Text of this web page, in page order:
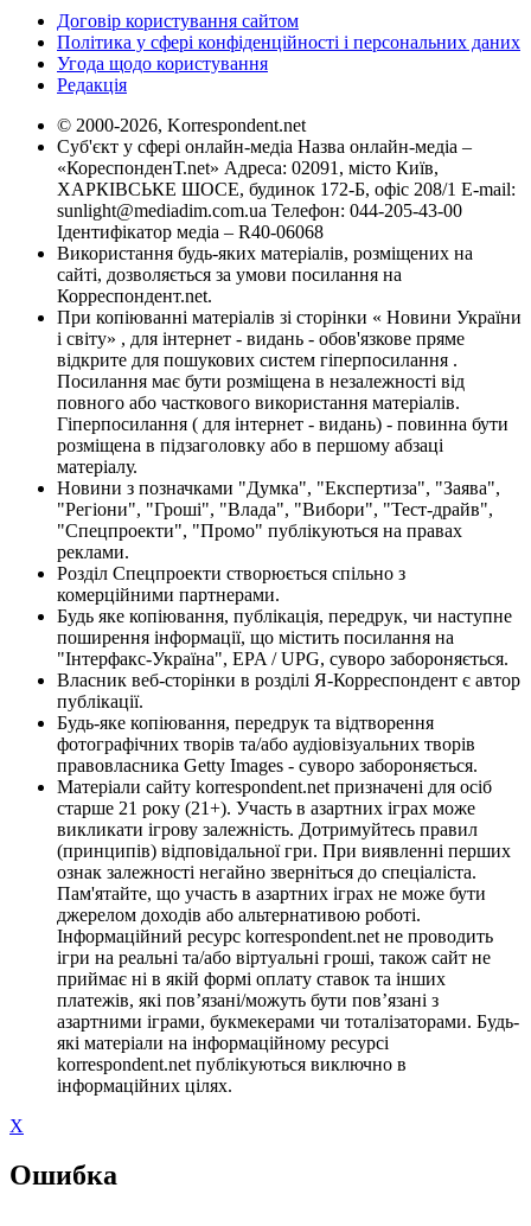
Договір користування сайтом
Політика у сфері конфіденційності і персональних даних
Угода щодо користування
Редакція
© 2000-2026, Korrespondent.net
Суб'єкт у сфері онлайн-медіа Назва онлайн-медіа –
«КореспонденТ.net» Адреса: 02091, місто Київ,
ХАРКІВСЬКЕ ШОСЕ, будинок 172-Б, офіс 208/1 E-mail:
sunlight@mediadim.com.ua Телефон: 044-205-43-00
Ідентифікатор медіа – R40-06068
Використання будь-яких матеріалів, розміщених на
сайті, дозволяється за умови посилання на
Корреспондент.net.
При копіюванні матеріалів зі сторінки « Новини України
і світу» , для інтернет - видань - обов'язкове пряме
відкрите для пошукових систем гіперпосилання .
Посилання має бути розміщена в незалежності від
повного або часткового використання матеріалів.
Гіперпосилання ( для інтернет - видань) - повинна бути
розміщена в підзаголовку або в першому абзаці
матеріалу.
Новини з позначками "Думка", "Експертиза", "Заява",
"Регіони", "Гроші", "Влада", "Вибори", "Тест-драйв",
"Спецпроекти", "Промо" публікуються на правах
реклами.
Розділ Спецпроекти створюється спільно з
комерційними партнерами.
Будь яке копіювання, публікація, передрук, чи наступне
поширення інформації, що містить посилання на
"Інтерфакс-Україна", EPA / UPG, суворо забороняється.
Власник веб-сторінки в розділі Я-Корреспондент є автор
публікації.
Будь-яке копіювання, передрук та відтворення
фотографічних творів та/або аудіовізуальних творів
правовласника Getty Images - суворо забороняється.
Матеріали сайту korrespondent.net призначені для осіб
старше 21 року (21+). Участь в азартних іграх може
викликати ігрову залежність. Дотримуйтесь правил
(принципів) відповідальної гри. При виявленні перших
ознак залежності негайно зверніться до спеціаліста.
Пам'ятайте, що участь в азартних іграх не може бути
джерелом доходів або альтернативою роботі.
Інформаційний ресурс korrespondent.net не проводить
ігри на реальні та/або віртуальні гроші, також сайт не
приймає ні в якій формі оплату ставок та інших
платежів, які пов’язані/можуть бути пов’язані з
азартними іграми, букмекерами чи тоталізаторами. Будь-
які матеріали на інформаційному ресурсі
korrespondent.net публікуються виключно в
інформаційних цілях.
X
Ошибка